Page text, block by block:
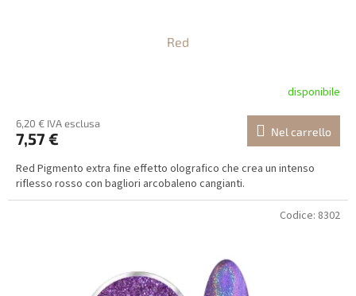
Red
disponibile
6,20 € IVA esclusa
7,57 € Nel carrello
Red Pigmento extra fine effetto olografico che crea un intenso
riflesso rosso con bagliori arcobaleno cangianti.
Codice: 8302